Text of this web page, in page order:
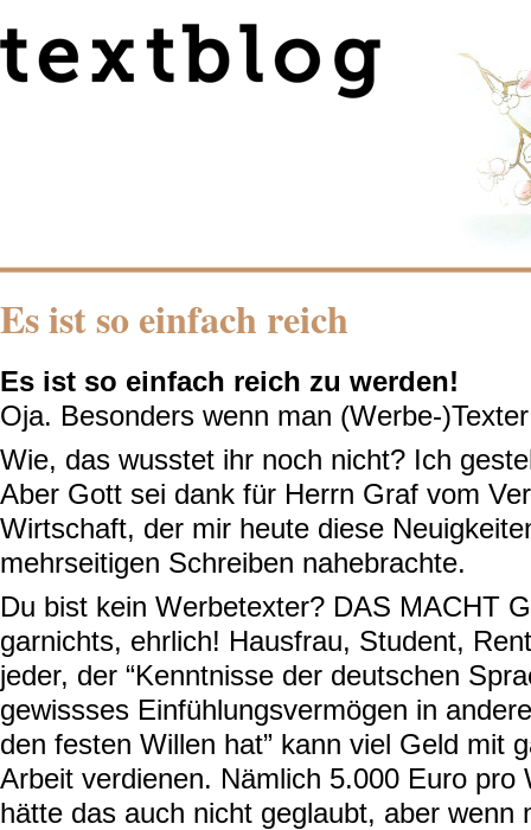
Es ist so einfach reich
Es ist so einfach reich zu werden!
Oja. Besonders wenn man (Werbe-
Wie, das wusstet ihr noch nicht? Ich
Aber Gott sei dank für Herrn Graf vom
Wirtschaft, der mir heute diese
mehrseitigen Schreiben nahebrachte.
Du bist kein Werbetexter? DAS MACHT
garnichts, ehrlich! Hausfrau, Student,
jeder, der “Kenntnisse der deutschen
gewissses Einfühlungsvermögen in
den festen Willen hat” kann viel Geld mit
Arbeit verdienen. Nämlich 5.000 Euro pro
hätte das auch nicht geglaubt, aber wenn